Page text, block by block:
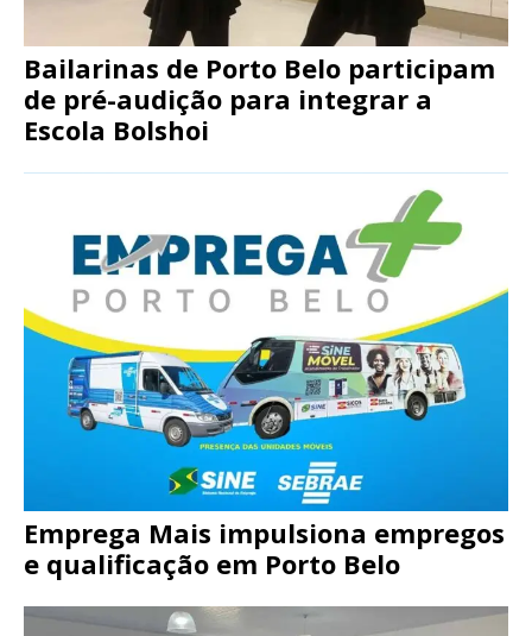
Bailarinas de Porto Belo participam
de pré-audição para integrar a
Escola Bolshoi
Emprega Mais impulsiona empregos
e qualificação em Porto Belo